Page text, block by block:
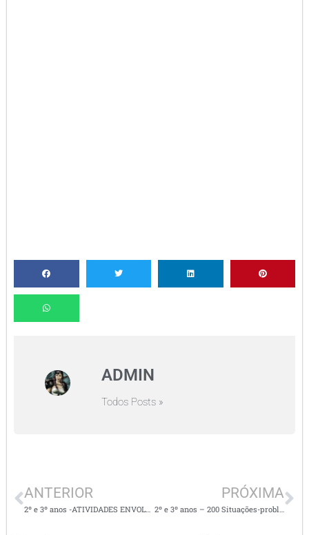
ADMIN
Todos Posts »
ANTERIOR
2º e 3º anos -ATIVIDADES ENVOLVENDO OPERAÇÕES MATEMÁTICAS – RESERVA NA UNIDADE
PRÓXIMA
2º e 3º anos – 200 Situações-problema de subtração com recurso na dezena, com temas variados e suas respostas